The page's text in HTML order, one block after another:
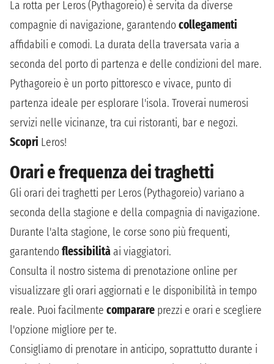
La rotta per Leros (Pythagoreio) è servita da diverse
compagnie di navigazione, garantendo collegamenti
affidabili e comodi. La durata della traversata varia a
seconda del porto di partenza e delle condizioni del mare.
Pythagoreio è un porto pittoresco e vivace, punto di
partenza ideale per esplorare l'isola. Troverai numerosi
servizi nelle vicinanze, tra cui ristoranti, bar e negozi.
Scopri Leros!
Orari e frequenza dei traghetti
Gli orari dei traghetti per Leros (Pythagoreio) variano a
seconda della stagione e della compagnia di navigazione.
Durante l'alta stagione, le corse sono più frequenti,
garantendo flessibilità ai viaggiatori.
Consulta il nostro sistema di prenotazione online per
visualizzare gli orari aggiornati e le disponibilità in tempo
reale. Puoi facilmente comparare prezzi e orari e scegliere
l'opzione migliore per te.
Consigliamo di prenotare in anticipo, soprattutto durante i